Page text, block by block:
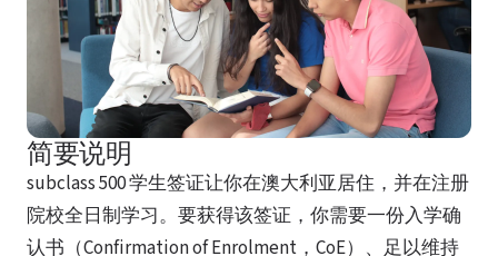
简要说明
subclass 500 学生签证让你在澳大利亚居住，并在注册
院校全日制学习。要获得该签证，你需要一份入学确
认书（Confirmation of Enrolment，CoE）、足以维持